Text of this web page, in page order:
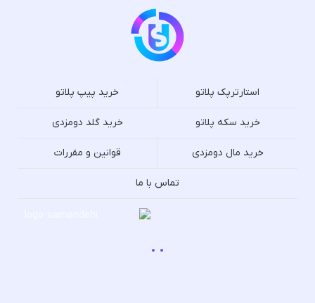
استارترپک پلاتو خرید پیپ پلاتو
خرید سکه پلاتو خرید گلد دومزدی
خرید مال دومزدی قوانین و مقررات
تماس با ما